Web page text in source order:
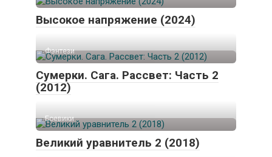
Высокое напряжение (2024)
Фэнтези
Сумерки. Сага. Рассвет: Часть 2
(2012)
Боевики
Великий уравнитель 2 (2018)